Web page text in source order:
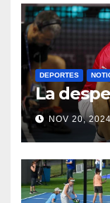
DEPORTES
La
NOV 20, 2024